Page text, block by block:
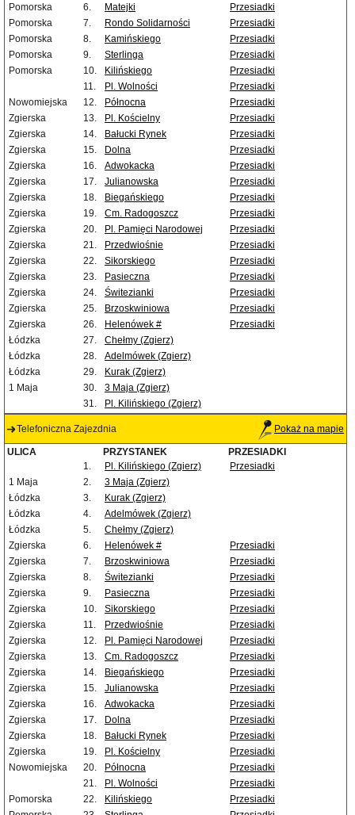
Pomorska
6. Matejki
Przesiadki
Pomorska
7. Rondo Solidarności
Przesiadki
Pomorska
8. Kamińskiego
Przesiadki
Pomorska
9. Sterlinga
Przesiadki
Pomorska
10. Kilińskiego
Przesiadki
11.
Pl. Wolności
Przesiadki
Nowomiejska
12. Północna
Przesiadki
Zgierska
13. Pl. Kościelny
Przesiadki
Zgierska
14. Bałucki Rynek
Przesiadki
Zgierska
15. Dolna
Przesiadki
Zgierska
16. Adwokacka
Przesiadki
Zgierska
17. Julianowska
Przesiadki
Zgierska
18. Biegańskiego
Przesiadki
Zgierska
19. Cm. Radogoszcz
Przesiadki
Zgierska
20. Pl. Pamięci Narodowej
Przesiadki
Zgierska
21. Przedwiośnie
Przesiadki
Zgierska
22. Sikorskiego
Przesiadki
Zgierska
23. Pasieczna
Przesiadki
Zgierska
24. Świtezianki
Przesiadki
Zgierska
25. Brzoskwiniowa
Przesiadki
Zgierska
26. Helenówek #
Przesiadki
Łódzka
27.
Chełmy (Zgierz)
Łódzka
28.
Adelmówek (Zgierz)
Łódzka
29.
Kurak (Zgierz)
1 Maja
30.
3 Maja (Zgierz)
31.
Pl. Kilińskiego (Zgierz)
Telefoniczna Zajezdnia Pokaż na mapie
ULICA PRZYSTANEK
PRZESIADKI
1.
Pl. Kilińskiego (Zgierz)
Przesiadki
1 Maja
2.
3 Maja (Zgierz)
Łódzka
3.
Kurak (Zgierz)
Łódzka
4.
Adelmówek (Zgierz)
Łódzka
5.
Chełmy (Zgierz)
Zgierska
6. Helenówek #
Przesiadki
Zgierska
7. Brzoskwiniowa
Przesiadki
Zgierska
8. Świtezianki
Przesiadki
Zgierska
9. Pasieczna
Przesiadki
Zgierska
10. Sikorskiego
Przesiadki
Zgierska
11. Przedwiośnie
Przesiadki
Zgierska
12. Pl. Pamięci Narodowej
Przesiadki
Zgierska
13. Cm. Radogoszcz
Przesiadki
Zgierska
14. Biegańskiego
Przesiadki
Zgierska
15. Julianowska
Przesiadki
Zgierska
16. Adwokacka
Przesiadki
Zgierska
17. Dolna
Przesiadki
Zgierska
18. Bałucki Rynek
Przesiadki
Zgierska
19. Pl. Kościelny
Przesiadki
Nowomiejska
20. Północna
Przesiadki
21.
Pl. Wolności
Przesiadki
Pomorska
22. Kilińskiego
Przesiadki